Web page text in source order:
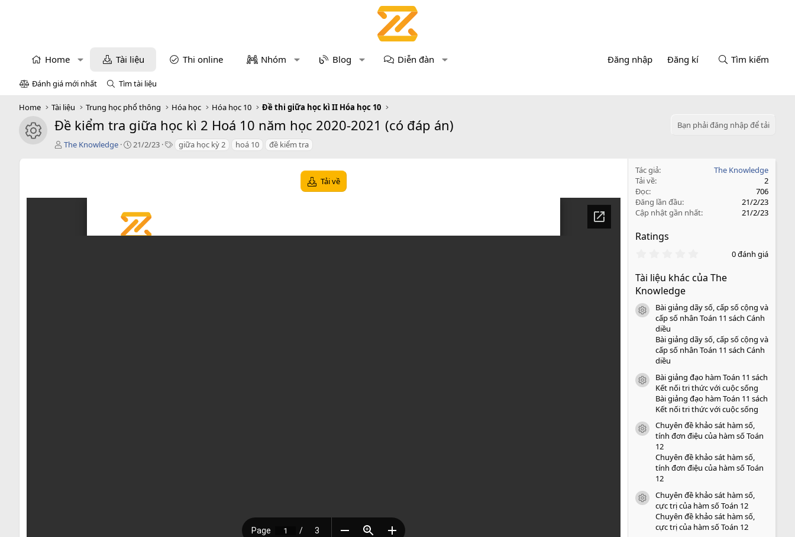
Home Tài liệu Thi online Nhóm Blog Diễn đàn Đăng nhập Đăng kí Tìm kiếm
Đánh giá mới nhất Tìm tài liệu
Home Tài liệu Trung học phổ thông Hóa học Hóa học 10 Đề thi giữa học kì II Hóa học 10
icon tài liệu
Đề kiểm tra giữa học kì 2 Hoá 10 năm học 2020-2021 (có đáp án)
Bạn phải đăng nhập để tải
T
ả
The Knowledge
C
n
d
21/2/23
T giữa học kỳ 2 hoá 10 đề kiểm tra
Tải về
Tác giả
The Knowledge
Tải về
2
Đọc
706
Đăng lần đầu
21/2/23
Cập nhật gần nhất
21/2/23
Ratings
0
0
o
0 đánh giá
Tài liệu khác của The
Knowledge
icon tài liệu
Bài giảng dãy số, cấp số cộng và
cấp số nhân Toán 11 sách Cánh
diều
Bài giảng dãy số, cấp số cộng và
cấp số nhân Toán 11 sách Cánh
diều
icon tài liệu
Bài giảng đạo hàm Toán 11 sách
Kết nối tri thức với cuộc sống
Bài giảng đạo hàm Toán 11 sách
Kết nối tri thức với cuộc sống
icon tài liệu
Chuyên đề khảo sát hàm số,
tính đơn điệu của hàm số Toán
12
Chuyên đề khảo sát hàm số,
tính đơn điệu của hàm số Toán
12
icon tài liệu
Chuyên đề khảo sát hàm số,
cực trị của hàm số Toán 12
Chuyên đề khảo sát hàm số,
cực trị của hàm số Toán 12